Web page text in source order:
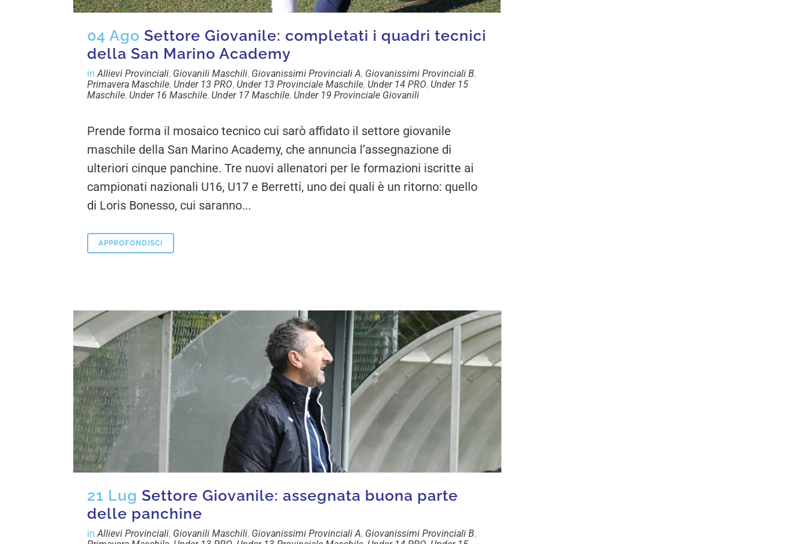
04 Ago Settore Giovanile: completati i quadri tecnici
della San Marino Academy
in Allievi Provinciali, Giovanili Maschili, Giovanissimi Provinciali A, Giovanissimi Provinciali B,
Primavera Maschile, Under 13 PRO, Under 13 Provinciale Maschile, Under 14 PRO, Under 15
Maschile, Under 16 Maschile, Under 17 Maschile, Under 19 Provinciale Giovanili
Prende forma il mosaico tecnico cui sarò affidato il settore giovanile
maschile della San Marino Academy, che annuncia l’assegnazione di
ulteriori cinque panchine. Tre nuovi allenatori per le formazioni iscritte ai
campionati nazionali U16, U17 e Berretti, uno dei quali è un ritorno: quello
di Loris Bonesso, cui saranno...
APPROFONDISCI
21 Lug Settore Giovanile: assegnata buona parte
delle panchine
inAllievi Provinciali, Giovanili Maschili, Giovanissimi Provinciali A, Giovanissimi Provinciali B,